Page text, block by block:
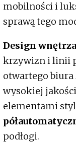
mobilności i
sprawą tego
Design
krzywizn i linii
otwartego
wysokiej
elementami
podłogi.